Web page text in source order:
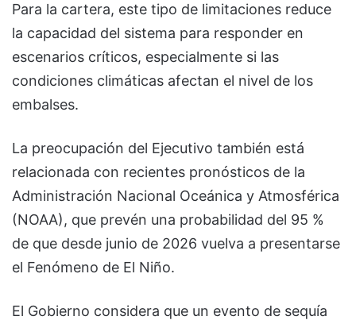
Para la cartera, este tipo de limitaciones reduce
la capacidad del sistema para responder en
escenarios críticos, especialmente si las
condiciones climáticas afectan el nivel de los
embalses.
La preocupación del Ejecutivo también está
relacionada con recientes pronósticos de la
Administración Nacional Oceánica y Atmosférica
(NOAA), que prevén una probabilidad del 95 %
de que desde junio de 2026 vuelva a presentarse
el Fenómeno de El Niño.
El Gobierno considera que un evento de sequía